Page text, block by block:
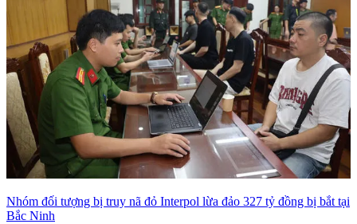
Nhóm đối tượng bị truy nã đỏ Interpol lừa đảo 327 tỷ đồng bị bắt tại
Bắc Ninh